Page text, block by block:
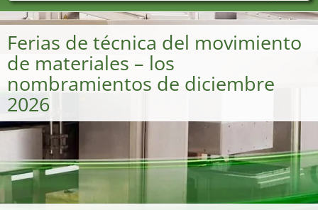
Ferias de técnica del movimiento
de materiales – los
nombramientos de diciembre
2026
Nombres de ferias Países
Ciudades
Sectores de ferias
Sectores de proveedor de servicios